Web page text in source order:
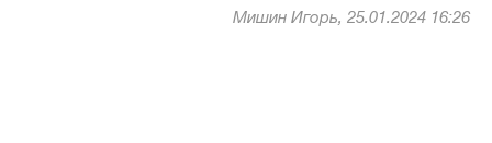
Мишин Игорь, 25.01.2024 16:26